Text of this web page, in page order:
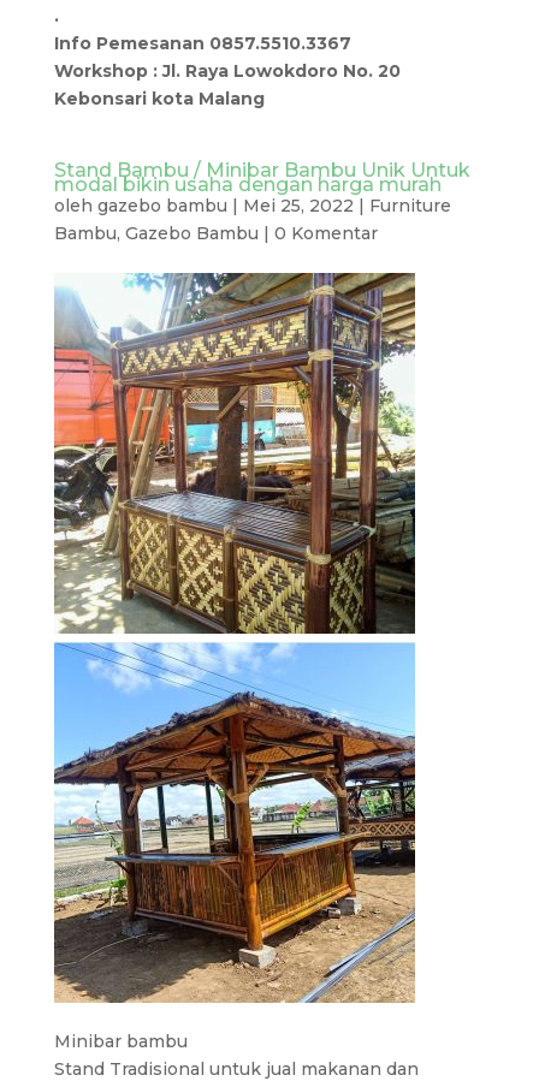
.
Info Pemesanan 0857.5510.3367
Workshop : Jl. Raya Lowokdoro No. 20
Kebonsari kota Malang
Stand Bambu / Minibar Bambu Unik Untuk
modal bikin usaha dengan harga murah
oleh gazebo bambu | Mei 25, 2022 | Furniture
Bambu, Gazebo Bambu | 0 Komentar
Minibar bambu
Stand Tradisional untuk jual makanan dan